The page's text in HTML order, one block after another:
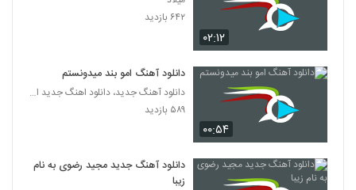
دانلود آهنگ جدید و زیبای سامان خسروی با
نام قرار بود بمونی
۲۸۰ بازدید
دانلود آهنگ آرمین وطنیان ستاره ی من
دانلود آهنگ سیاوش کبیر دریای موهات
۰۲:۱۲
۶۴۲ بازدید
۰۰:۵۴
دانلود آهنگ امو بند میدونستم
دانلود آهنگ جدید، دانلود اهنگ جدید ایرانی
۵۸۹ بازدید
دانلود آهنگ جدید مجید رضوی به نام
زیبا